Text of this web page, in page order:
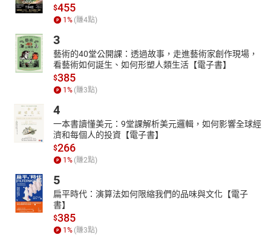
$455
1 % (賺4點)
3
藝術的40堂公開課：透過故事，走進藝術家創作現場，
看藝術如何誕生、如何形塑人類生活【電子書】
$385
1 % (賺3點)
4
一本書讀懂美元：9堂課解析美元邏輯，如何影響全球經
濟和每個人的投資【電子書】
$266
1 % (賺2點)
5
扁平時代：演算法如何限縮我們的品味與文化【電子
書】
$385
1 % (賺3點)